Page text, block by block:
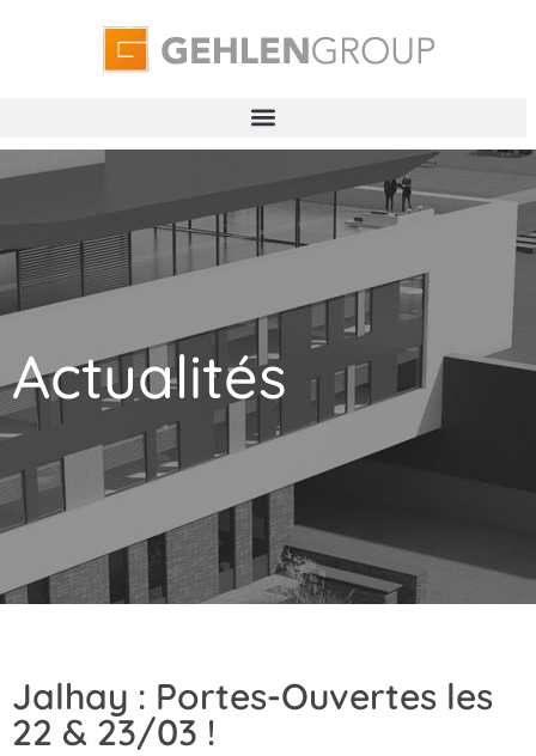
Actualités
Jalhay : Portes-Ouvertes les
22 & 23/03 !